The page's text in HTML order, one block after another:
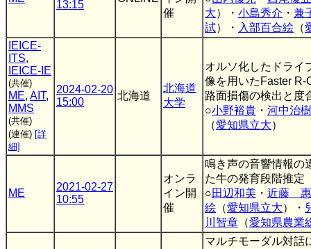
13:15
催
大）・ 小島秀介 ・ 兼
試）・ 入部百合絵 （
IEICE-
ITS,
IEICE-IE
(共催)
ME, AIT,
MMS
(共催)
(連催) [詳
細]
2024-02-20
15:00
北海道
北海道
大学
オルソ化したドライ
像を用いたFaster R-
路面損傷の検出と度
○小野裕貴 ・ 河中治樹
（愛知県立大）
ME
2021-02-27
10:55
オンラ
イン開
催
鳴き声の音響情報の
た牛の発育段階推定
○田辺和美 ・ 近藤 惠
絵 （愛知県立大）・
川智章 （愛知県農業
マルチモーダル対話